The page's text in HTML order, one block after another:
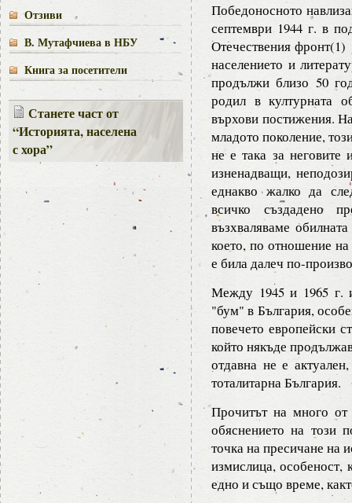
Отзиви
В. Мутафчиева в НБУ
Книга за посетители
Станете част от
“Историята, населена
с хора”
Победоносното
септември 1944 г. в
Отечествения
населението и
продължи близо 50
родил в културната
върхови постижения.
младото поколение,
не е така за неговите
изненадващи,
еднакво жалко да
всичко създадено
възхваляваме
което, по отношение на
е била далеч по-
Между 1945 и 1965 г.
"бум" в България,
повечето европейски
който някъде
отдавна не е
тоталитарна България.
Прочитът на много
обяснението на този
точка на пресичане на
измислица, особеност,
едно и също време,